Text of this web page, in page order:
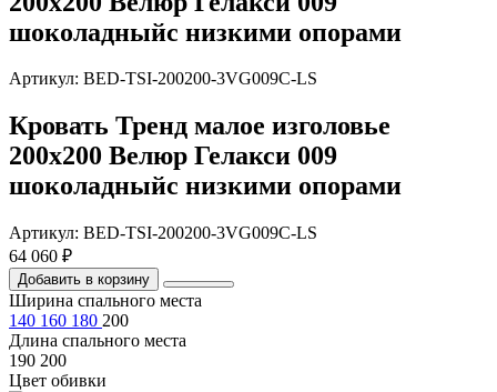
шоколадныйс низкими опорами
Артикул: BED-TSI-200200-3VG009C-LS
Кровать Тренд малое изголовье
200х200 Велюр Гелакси 009
шоколадныйс низкими опорами
Артикул: BED-TSI-200200-3VG009C-LS
64 060 ₽
Добавить в корзину
Ширина спального места
140 160 180 200
Длина спального места
190 200
Цвет обивки